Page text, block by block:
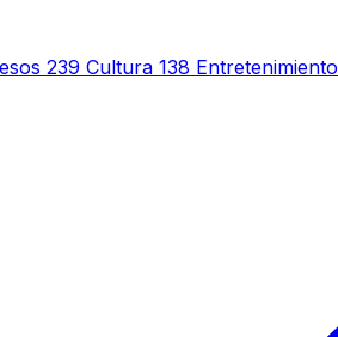
239 Cultura 138 Entretenimiento